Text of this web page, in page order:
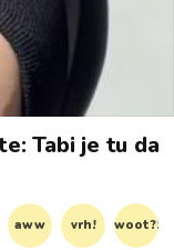
Tabi je tu da
aww vrh! woot?!